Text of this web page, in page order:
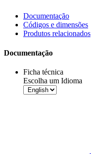
Documentação
Códigos e dimensões
Produtos relacionados
Documentação
Ficha técnica
Escolha um Idioma